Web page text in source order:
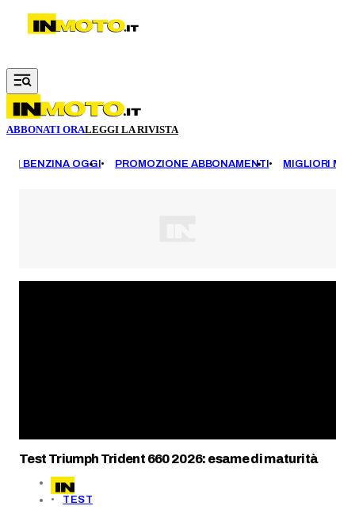
Vai al contenuto principale
ABBONATI ORALEGGI LA RIVISTA
BENZINA OGGI PROMOZIONE ABBONAMENTI MIGLIORI
Test Triumph Trident 660 2026: esame di maturità
TEST